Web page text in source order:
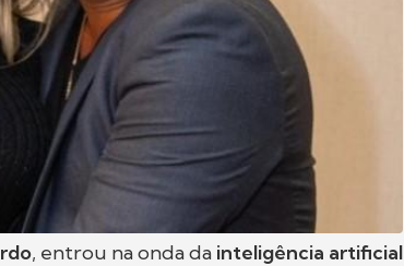
, entrou na onda da inteligência artificial